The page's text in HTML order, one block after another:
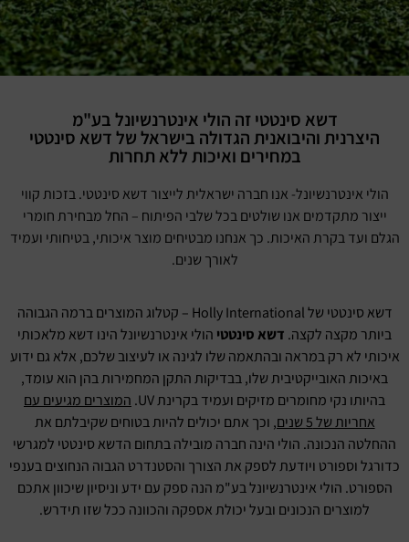
דשא סינטטי זה הולי אינטרנשיונל בע"מ
היצרנית והיבואנית הגדולה בישראל של דשא סינטטי
במחירים ואיכות ללא תחרות
הולי אינטרנשיונל- אנו חברה ישראלית לייצור דשא סינטטי. בזכות קווי
ייצור מתקדמים אנו שולטים בכל שלבי הפיתוח – החל מבחירת חומרי
הגלם ועד בקרת האיכות. כך אנחנו מבטיחים מוצר איכותי, בטיחותי ועמיד
לאורך שנים.
דשא סינטטי של Holly International – קטלוג המוצרים ברמה הגבוהה
ביותר מקצה לקצה. דשא סינטטי הולי אינטרנשיונל הינו דשא מלאכותי
איכותי לא רק במראה ובהתאמה שלו לגינה או לעיצוב שלכם, אלא גם ידוע
באיכות האובייקטיבית שלו, בבדיקות התקן המחמירות בהן הוא עומד,
בהיותו נקי מחומרים מזיקים ועמיד בקרינת UV.
המוצרים מגיעים עם
אחריות של 5 שנים,
וכך אתם יכולים להיות בטוחים שקיבלתם את
ההחלטה הנכונה. הולי הינה חברה מובילה בתחום הדשא סינטטי למגרשי
כדורגל וספורט ויודעת לספק את הצורך והסטנדרט הגבוה הנחוצים בענפי
הספורט. הולי אינטרנשיונל בע"מ הנה ספק עם ידע וניסיון שיכוון אתכם
למוצרים הנכונים ובעל יכולת אספקה והכוונה ככל שזו תידרש.